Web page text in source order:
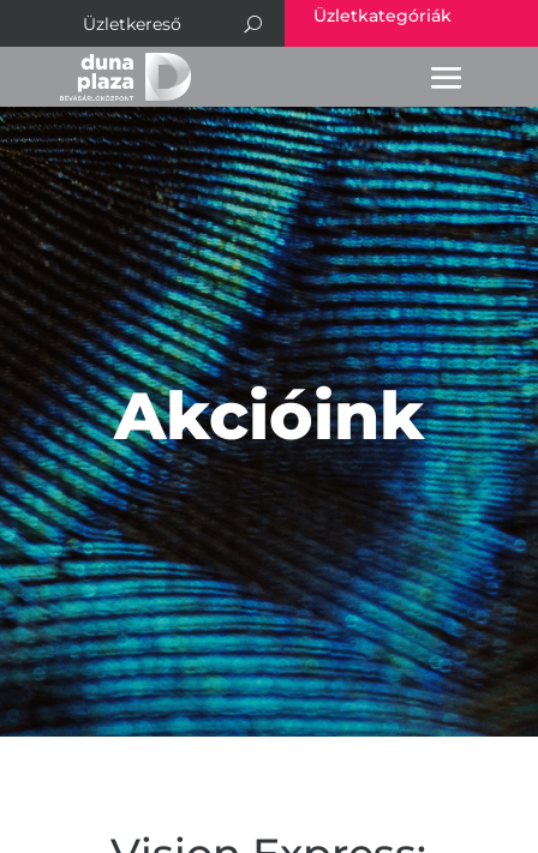
Üzletkategóriák
Akcióink